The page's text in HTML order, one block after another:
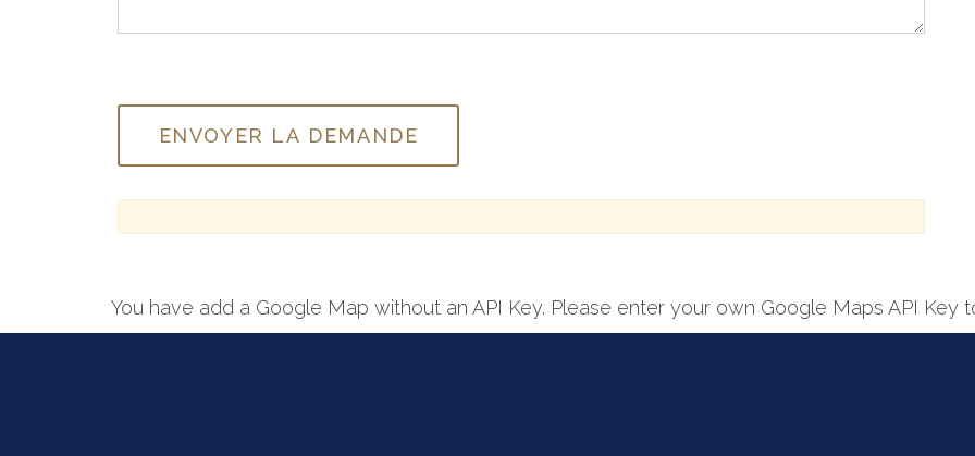
You have add a Google Map without an API Key. Please enter your own Google Maps API Key